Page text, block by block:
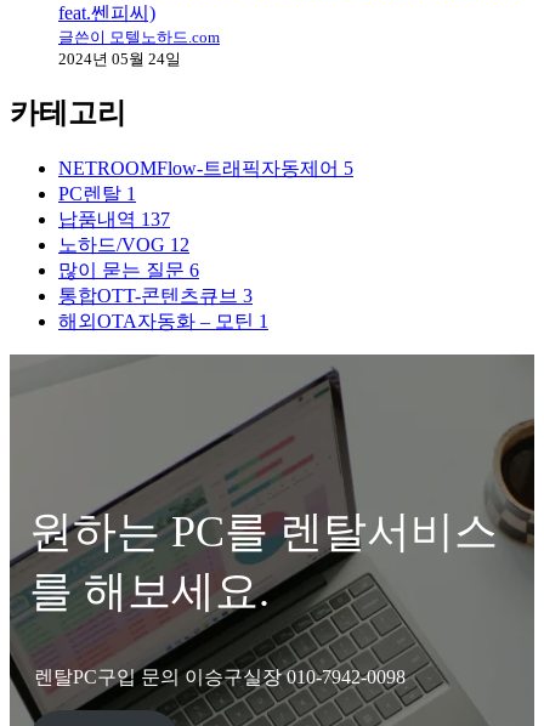
feat.쎈피씨)
글쓴이 모텔노하드.com
2024년 05월 24일
카테고리
NETROOMFlow-트래픽자동제어 5
PC렌탈 1
납품내역 137
노하드/VOG 12
많이 묻는 질문 6
통합OTT-콘텐츠큐브 3
해외OTA자동화 – 모틴 1
원하는 PC를 렌탈서비스
를 해보세요.
렌탈PC구입 문의 이승구실장 010-7942-0098